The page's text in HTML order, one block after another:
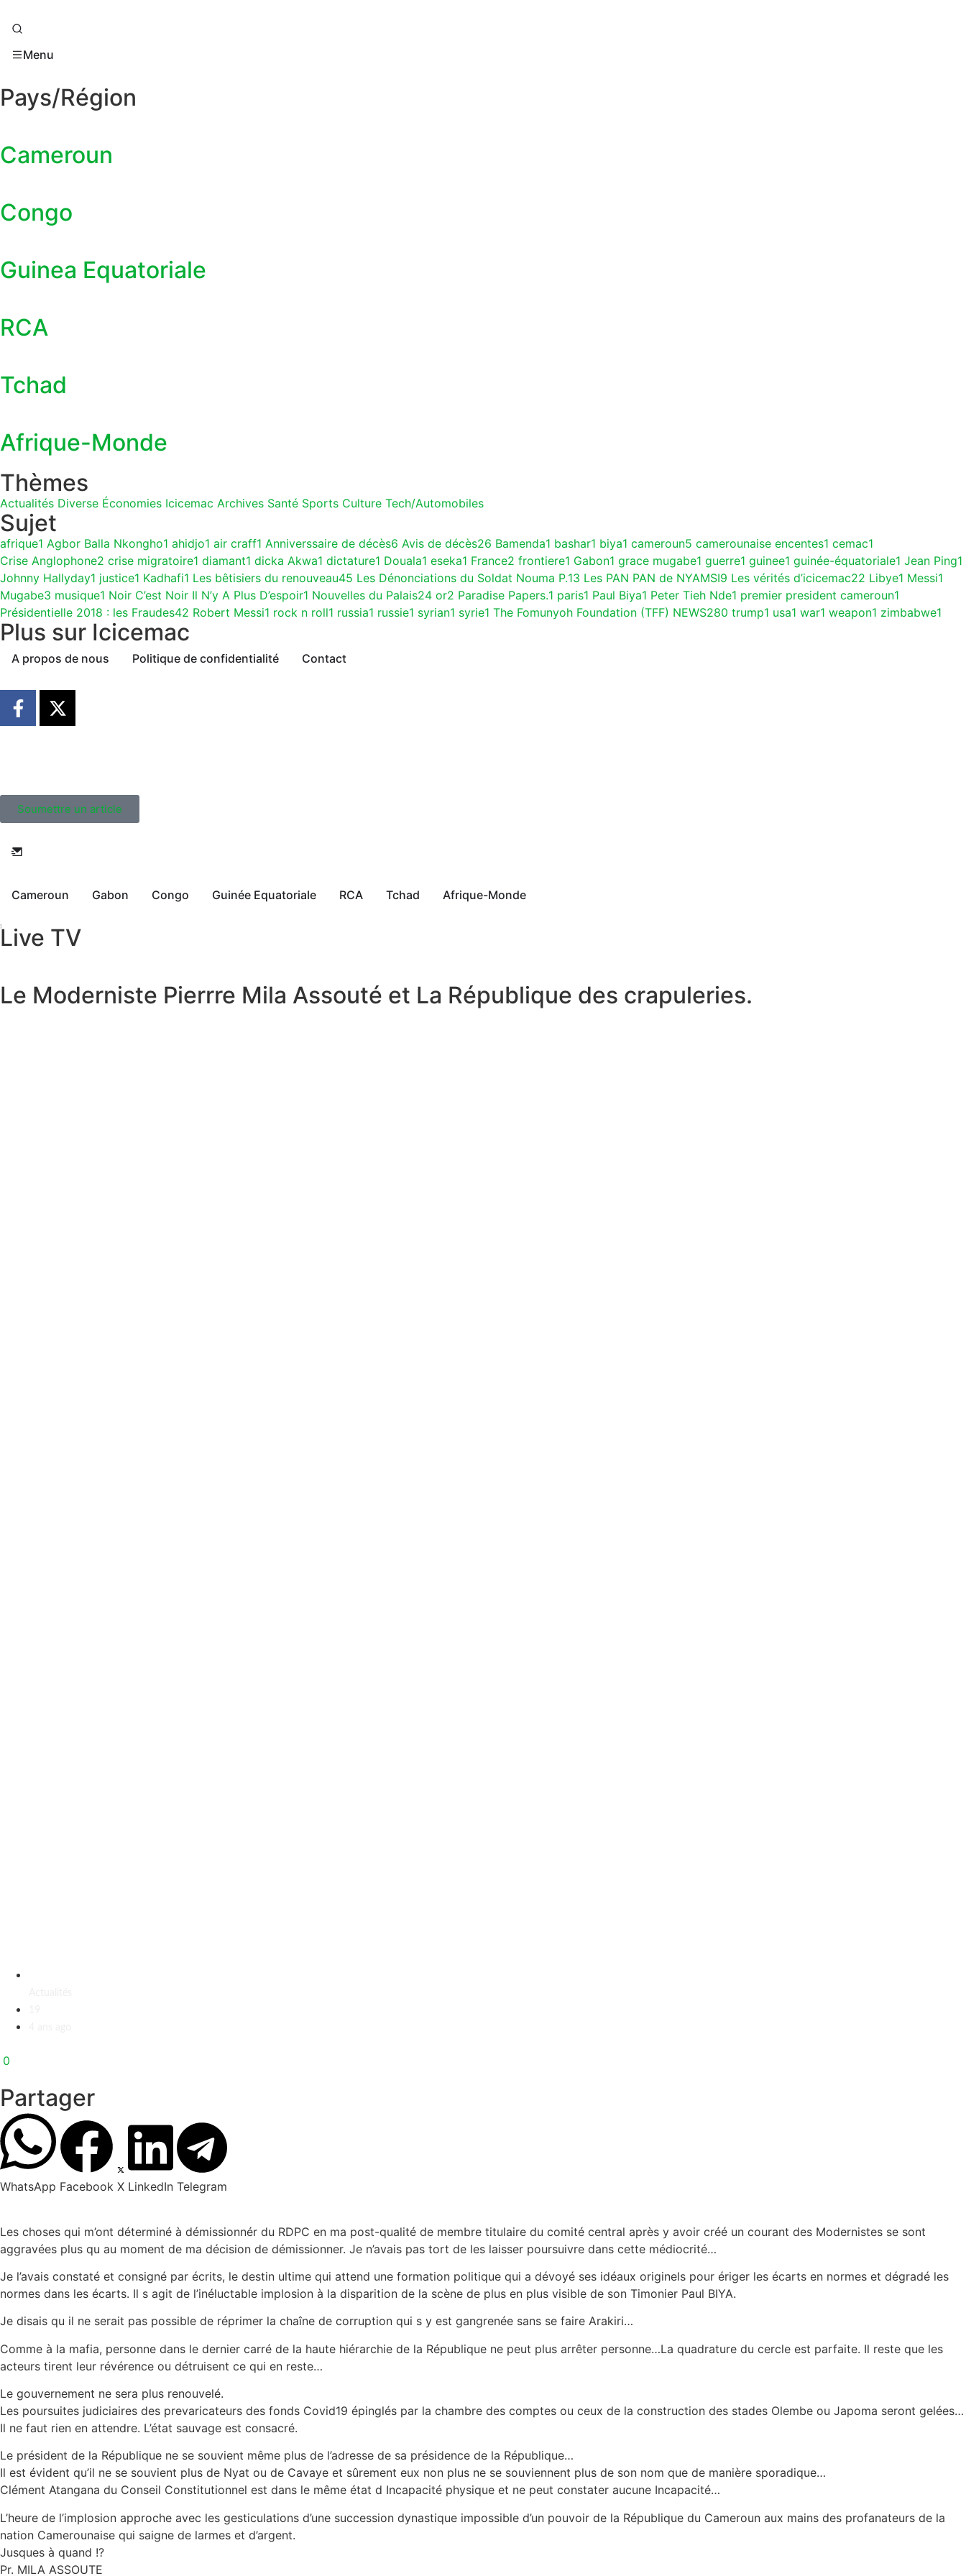
Menu
Pays/Région
Cameroun
Congo
Guinea Equatoriale
RCA
Tchad
Afrique-Monde
Thèmes
Actualités Diverse Économies Icicemac Archives Santé Sports Culture Tech/Automobiles
Sujet
afrique1 Agbor Balla Nkongho1 ahidjo1 air craff1 Anniverssaire de décès6 Avis de décès26 Bamenda1 bashar1 biya1 cameroun5 camerounaise encentes1 cemac1
Crise Anglophone2 crise migratoire1 diamant1 dicka Akwa1 dictature1 Douala1 eseka1 France2 frontiere1 Gabon1 grace mugabe1 guerre1 guinee1 guinée-équatoriale1 Jean Ping1
Johnny Hallyday1 justice1 Kadhafi1 Les bêtisiers du renouveau45 Les Dénonciations du Soldat Nouma P.13 Les PAN PAN de NYAMSI9 Les vérités d’icicemac22 Libye1 Messi1
Mugabe3 musique1 Noir C’est Noir Il N’y A Plus D’espoir1 Nouvelles du Palais24 or2 Paradise Papers.1 paris1 Paul Biya1 Peter Tieh Nde1 premier president cameroun1
Présidentielle 2018 : les Fraudes42 Robert Messi1 rock n roll1 russia1 russie1 syrian1 syrie1 The Fomunyoh Foundation (TFF) NEWS280 trump1 usa1 war1 weapon1 zimbabwe1
Plus sur Icicemac
A propos de nous Politique de confidentialité Contact
Soumettre un article
Cameroun Gabon Congo Guinée Equatoriale RCA Tchad Afrique-Monde
Live TV
Le Moderniste Pierrre Mila Assouté et La République des crapuleries.
0
Partager
WhatsApp Facebook X LinkedIn Telegram
Les choses qui m’ont déterminé à démissionnér du RDPC en ma post-qualité de membre titulaire du comité central après y avoir créé un courant des Modernistes se sont
aggravées plus qu au moment de ma décision de démissionner. Je n’avais pas tort de les laisser poursuivre dans cette médiocrité…
Je l’avais constaté et consigné par écrits, le destin ultime qui attend une formation politique qui a dévoyé ses idéaux originels pour ériger les écarts en normes et dégradé les
normes dans les écarts. Il s agit de l’inéluctable implosion à la disparition de la scène de plus en plus visible de son Timonier Paul BIYA.
Je disais qu il ne serait pas possible de réprimer la chaîne de corruption qui s y est gangrenée sans se faire Arakiri…
Comme à la mafia, personne dans le dernier carré de la haute hiérarchie de la République ne peut plus arrêter personne…La quadrature du cercle est parfaite. Il reste que les
acteurs tirent leur révérence ou détruisent ce qui en reste…
Le gouvernement ne sera plus renouvelé.
Les poursuites judiciaires des prevaricateurs des fonds Covid19 épinglés par la chambre des comptes ou ceux de la construction des stades Olembe ou Japoma seront gelées…
Il ne faut rien en attendre. L’état sauvage est consacré.
Le président de la République ne se souvient même plus de l’adresse de sa présidence de la République…
Il est évident qu’il ne se souvient plus de Nyat ou de Cavaye et sûrement eux non plus ne se souviennent plus de son nom que de manière sporadique…
Clément Atangana du Conseil Constitutionnel est dans le même état d Incapacité physique et ne peut constater aucune Incapacité…
L’heure de l’implosion approche avec les gesticulations d’une succession dynastique impossible d’un pouvoir de la République du Cameroun aux mains des profanateurs de la
nation Camerounaise qui saigne de larmes et d’argent.
Jusques à quand !?
Pr. MILA ASSOUTE